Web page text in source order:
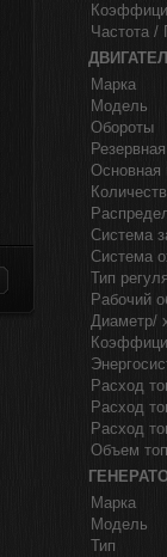
Частота /
Марка
Модель
Обороты
Основная
Система
Система
Тип
Рабочий
Диаметр/
Расход
Расход
Расход
Объем
Марка
Модель
Тип